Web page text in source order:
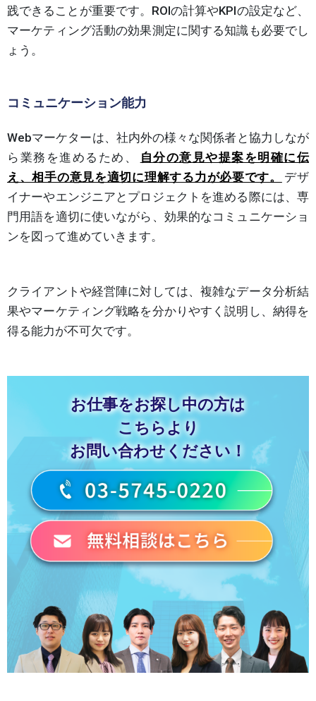
践できることが重要です。ROIの計算やKPIの設定など、
マーケティング活動の効果測定に関する知識も必要でし
ょう。
コミュニケーション能力
Webマーケターは、社内外の様々な関係者と協力しなが
ら業務を進めるため、
自分の意見や提案を明確に伝
え、相手の意見を適切に理解する力が必要です。
デザ
イナーやエンジニアとプロジェクトを進める際には、専
門用語を適切に使いながら、効果的なコミュニケーショ
ンを図って進めていきます。
クライアントや経営陣に対しては、複雑なデータ分析結
果やマーケティング戦略を分かりやすく説明し、納得を
得る能力が不可欠です。
お仕事をお探し中の方は
こちらより
お問い合わせください！